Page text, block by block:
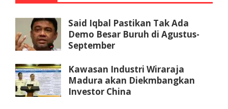
Said Iqbal Pastikan Tak Ada
Demo Besar Buruh di Agustus-
September
Kawasan Industri Wiraraja
Madura akan Diekmbangkan
Investor China